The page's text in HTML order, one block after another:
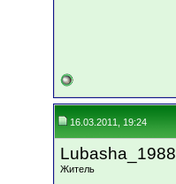
16.03.2011, 19:24
Lubasha_1988
Житель